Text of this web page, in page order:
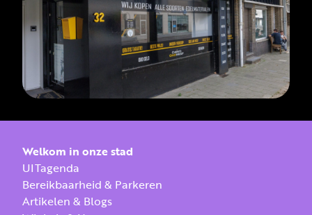
Welkom in onze stad
UITagenda
Bereikbaarheid & Parkeren
Artikelen & Blogs